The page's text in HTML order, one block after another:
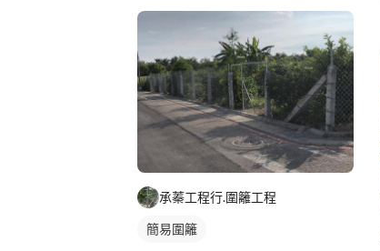
承蓁工程行.圍籬工程
簡易圍籬